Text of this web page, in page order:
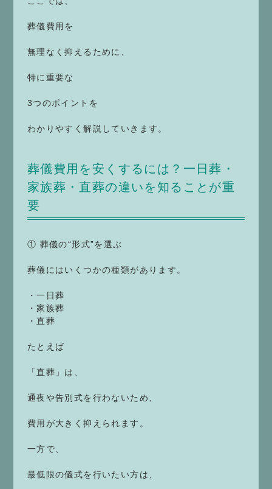
葬儀費用を
無理なく抑えるために、
特に重要な
3つのポイントを
わかりやすく解説していきます。
葬儀費用を安くするには？一日葬・
家族葬・直葬の違いを知ることが重
要
① 葬儀の“形式”を選ぶ
葬儀にはいくつかの種類があります。
・一日葬
・家族葬
・直葬
たとえば
「直葬」は、
通夜や告別式を行わないため、
費用が大きく抑えられます。
一方で、
最低限の儀式を行いたい方は、